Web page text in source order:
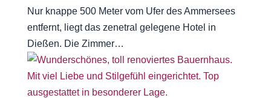
Nur knappe 500 Meter vom Ufer des Ammersees
entfernt, liegt das zenetral gelegene Hotel in
Dießen. Die Zimmer…